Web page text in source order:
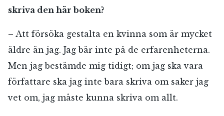
skriva den här boken?
– Att försöka gestalta en kvinna som är mycket
äldre än jag. Jag bär inte på de erfarenheterna.
Men jag bestämde mig tidigt; om jag ska vara
författare ska jag inte bara skriva om saker jag
vet om, jag måste kunna skriva om allt.